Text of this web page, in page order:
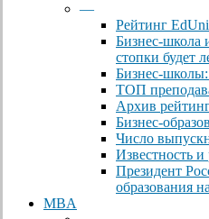
—
Рейтинг
Бизнес-школа
стопки будет
Бизнес-
ТОП
Архив
Бизнес-
Число
Известность
Президент
образования
MBA